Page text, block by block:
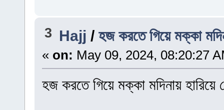
3 Hajj /হজ করতে গিয়ে মক্কা
« on: May 09, 2024, 08:20:27
হজ করতে গিয়ে মক্কা মদিনায় হারিয়ে